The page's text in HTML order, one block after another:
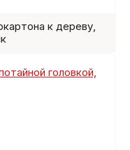
к дереву,